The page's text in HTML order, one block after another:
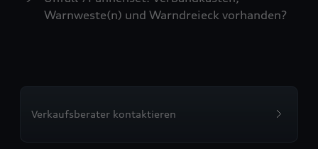
Warnweste(n) und Warndreieck vorhanden?
Verkaufsberater kontaktieren